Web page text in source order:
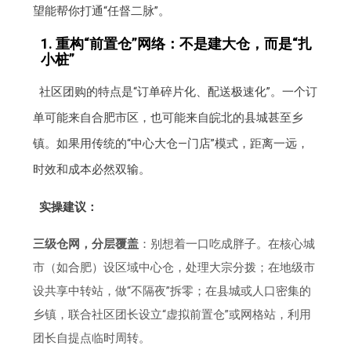
望能帮你打通“任督二脉”。
1. 重构“前置仓”网络：不是建大仓，而是“扎
小桩”
社区团购的特点是“订单碎片化、配送极速化”。一个订
单可能来自合肥市区，也可能来自皖北的县城甚至乡
镇。如果用传统的“中心大仓—门店”模式，距离一远，
时效和成本必然双输。
实操建议：
三级仓网，分层覆盖 ：别想着一口吃成胖子。在核心城
市（如合肥）设区域中心仓，处理大宗分拨；在地级市
设共享中转站，做“不隔夜”拆零；在县城或人口密集的
乡镇，联合社区团长设立“虚拟前置仓”或网格站，利用
团长自提点临时周转。